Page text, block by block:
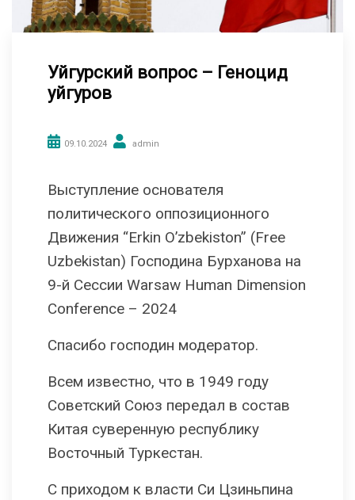
Уйгурский вопрос – Геноцид
уйгуров
09.10.2024 admin
Выступление основателя
политического оппозиционного
Движения “Erkin O’zbekiston” (Free
Uzbekistan) Господина Бурханова на
9-й Сессии Warsaw Human Dimension
Conference – 2024
Спасибо господин модератор.
Всем известно, что в 1949 году
Советский Союз передал в состав
Китая суверенную республику
Восточный Туркестан.
С приходом к власти Си Цзиньпина